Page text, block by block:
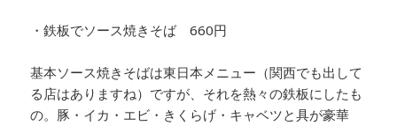
・鉄板でソース焼きそば 660円
基本ソース焼きそばは東日本メニュー（関西でも出して
る店はありますね）ですが、それを熱々の鉄板にしたも
の。豚・イカ・エビ・きくらげ・キャベツと具が豪華